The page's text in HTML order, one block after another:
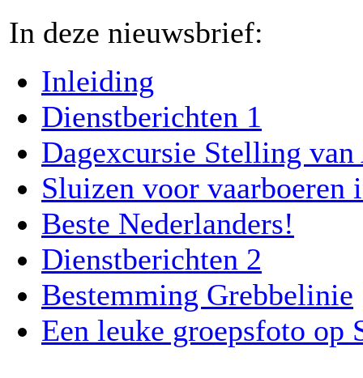
In deze nieuwsbrief:
Inleiding
Dienstberichten 1
Dagexcursie Stelling
Sluizen voor vaarboeren
Beste Nederlanders!
Dienstberichten 2
Bestemming Grebbelinie
Een leuke groepsfoto op